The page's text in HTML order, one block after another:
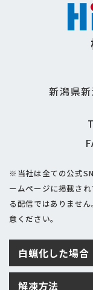
新潟県
※当社は全ての公式
ームページに掲載さ
る配信ではありません
意ください。
白蝋化した場合
解凍方法